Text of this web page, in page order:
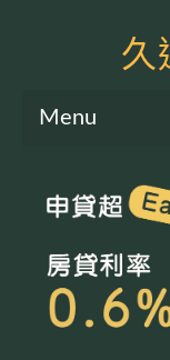
久
Menu
土地二胎
房屋二胎
軍公教貸